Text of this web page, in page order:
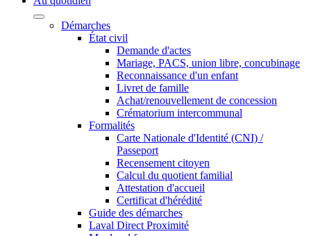
Démarches
État civil
Demande d'actes
Mariage, PACS, union libre, concubinage
Reconnaissance d'un enfant
Livret de famille
Achat/renouvellement de concession
Crématorium intercommunal
Formalités
Carte Nationale d'Identité (CNI) /
Passeport
Recensement citoyen
Calcul du quotient familial
Attestation d'accueil
Certificat d'hérédité
Guide des démarches
Laval Direct Proximité